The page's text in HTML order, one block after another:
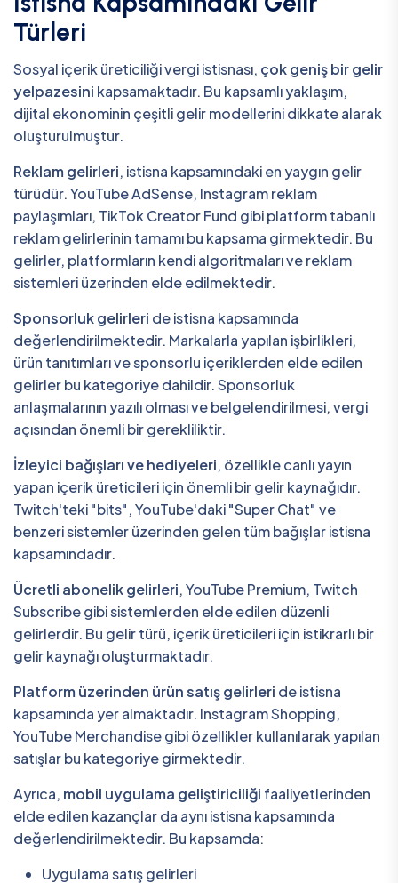
Türleri
Sosyal içerik üreticiliği vergi istisnası, çok geniş bir gelir
yelpazesini kapsamaktadır. Bu kapsamlı yaklaşım,
dijital ekonominin çeşitli gelir modellerini dikkate alarak
oluşturulmuştur.
Reklam gelirleri, istisna kapsamındaki en yaygın gelir
türüdür. YouTube AdSense, Instagram reklam
paylaşımları, TikTok Creator Fund gibi platform tabanlı
reklam gelirlerinin tamamı bu kapsama girmektedir. Bu
gelirler, platformların kendi algoritmaları ve reklam
sistemleri üzerinden elde edilmektedir.
Sponsorluk gelirleri de istisna kapsamında
değerlendirilmektedir. Markalarla yapılan işbirlikleri,
ürün tanıtımları ve sponsorlu içeriklerden elde edilen
gelirler bu kategoriye dahildir. Sponsorluk
anlaşmalarının yazılı olması ve belgelendirilmesi, vergi
açısından önemli bir gerekliliktir.
İzleyici bağışları ve hediyeleri, özellikle canlı yayın
yapan içerik üreticileri için önemli bir gelir kaynağıdır.
Twitch'teki "bits", YouTube'daki "Super Chat" ve
benzeri sistemler üzerinden gelen tüm bağışlar istisna
kapsamındadır.
Ücretli abonelik gelirleri, YouTube Premium, Twitch
Subscribe gibi sistemlerden elde edilen düzenli
gelirlerdir. Bu gelir türü, içerik üreticileri için istikrarlı bir
gelir kaynağı oluşturmaktadır.
Platform üzerinden ürün satış gelirleri de istisna
kapsamında yer almaktadır. Instagram Shopping,
YouTube Merchandise gibi özellikler kullanılarak yapılan
satışlar bu kategoriye girmektedir.
Ayrıca, mobil uygulama geliştiriciliği faaliyetlerinden
elde edilen kazançlar da aynı istisna kapsamında
değerlendirilmektedir. Bu kapsamda:
Uygulama satış gelirleri